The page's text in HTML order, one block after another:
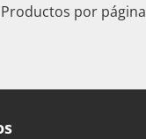
Productos por página